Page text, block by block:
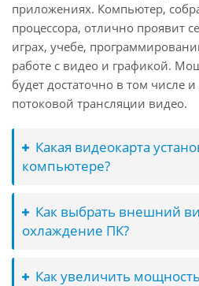
приложениях. Компьютер,
процессора, отлично проявит
играх, учебе,
работе с видео и графикой.
будет достаточно в том числе
потоковой трансляции видео.
Какая видеокарта
компьютере?
Как выбрать внешний
охлаждение ПК?
Как увеличить